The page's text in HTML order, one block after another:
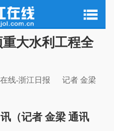
大水利工程全
线-浙江日报
记者 金梁
记者 金梁 通讯